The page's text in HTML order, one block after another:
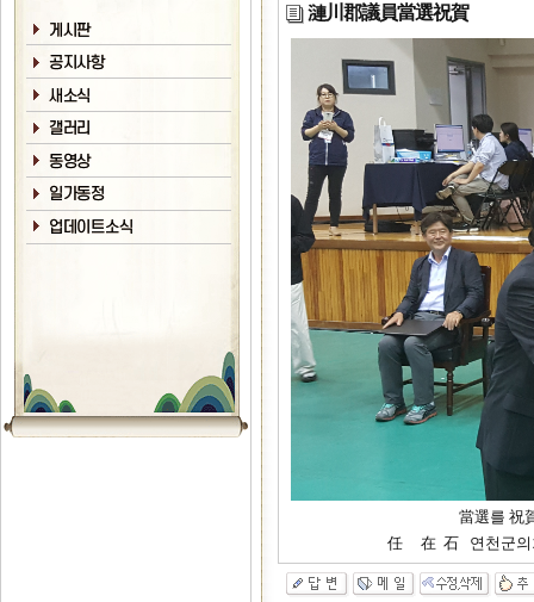
漣川郡議員當選祝賀
當選를 祝賀 합
任 在 石 연천군의회 의